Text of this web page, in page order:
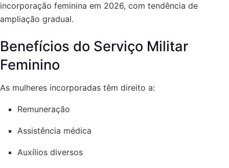
incorporação feminina em 2026, com tendência de
ampliação gradual.
Benefícios do Serviço Militar
Feminino
As mulheres incorporadas têm direito a:
Remuneração
Assistência médica
Auxílios diversos